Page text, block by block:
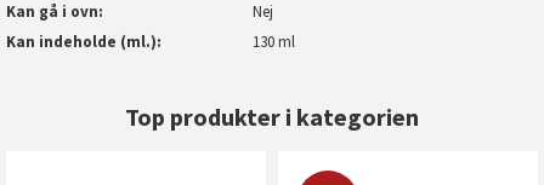
Kan gå i ovn
Nej
Kan indeholde (ml.)
130 ml
Top produkter i kategorien